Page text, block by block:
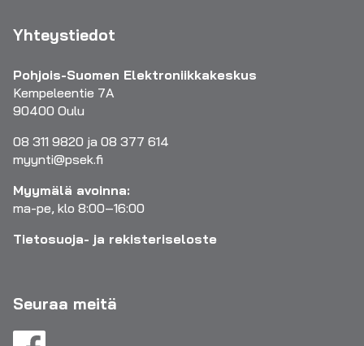
Yhteystiedot
Pohjois-Suomen Elektroniikkakeskus
Kempeleentie 7A
90400 Oulu
08 311 9820 ja 08 377 614
myynti@psek.fi
Myymälä avoinna:
ma-pe, klo 8:00–16:00
Tietosuoja- ja rekisteriseloste
Seuraa meitä